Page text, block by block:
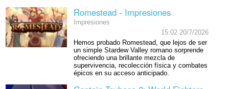
Romestead - Impresiones
Impresiones
15:02 20/7/2026
Hemos probado Romestead, que lejos de ser
un simple Stardew Valley romano sorprende
ofreciendo una brillante mezcla de
supervivencia, recolección física y combates
épicos en su acceso anticipado.